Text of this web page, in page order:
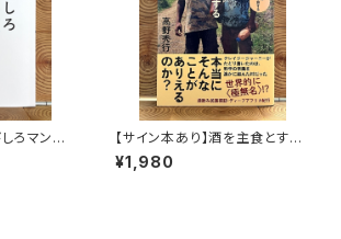
ろマンが
【サイン本あり】酒を主食とする
人々 エチオピアの科学的秘境
を旅する
¥1,980